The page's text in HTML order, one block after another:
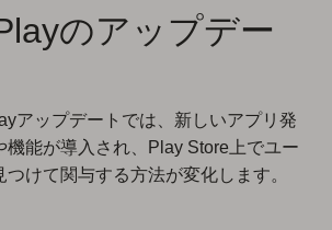
のアップデー
アップデートでは、新しいアプリ発
機能が導入され、Play Store上でユー
けて関与する方法が変化します。